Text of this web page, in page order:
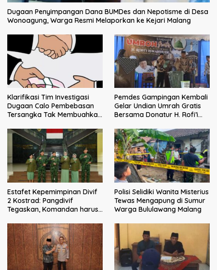
Dugaan Penyimpangan Dana BUMDes dan Nepotisme di Desa
Wonoagung, Warga Resmi Melaporkan ke Kejari Malang
Klarifikasi Tim Investigasi
Dugaan Calo Pembebasan
Tersangka Tak Membuahkan
Pemdes Gampingan Kembali
Gelar Undian Umrah Gratis
Bersama Donatur H. Rofi’i
bagi Pejuang Sosial
Estafet Kepemimpinan Divif
2 Kostrad: Pangdivif
Tegaskan, Komandan harus
dan solusi bagi prajurit
Polisi Selidiki Wanita Misterius
Tewas Mengapung di Sumur
Warga Bululawang Malang